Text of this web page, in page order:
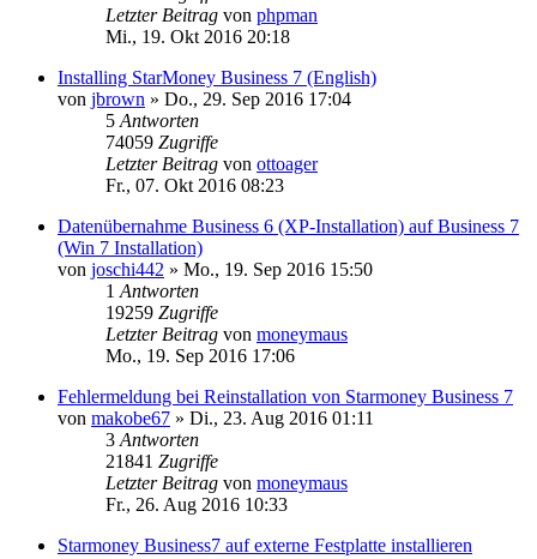
Letzter Beitrag von phpman
Mi., 19. Okt 2016 20:18
Installing StarMoney Business 7 (English)
von jbrown » Do., 29. Sep 2016 17:04
5 Antworten
74059 Zugriffe
Letzter Beitrag von ottoager
Fr., 07. Okt 2016 08:23
Datenübernahme Business 6 (XP-Installation) auf Business 7
(Win 7 Installation)
von joschi442 » Mo., 19. Sep 2016 15:50
1 Antworten
19259 Zugriffe
Letzter Beitrag von moneymaus
Mo., 19. Sep 2016 17:06
Fehlermeldung bei Reinstallation von Starmoney Business 7
von makobe67 » Di., 23. Aug 2016 01:11
3 Antworten
21841 Zugriffe
Letzter Beitrag von moneymaus
Fr., 26. Aug 2016 10:33
Starmoney Business7 auf externe Festplatte installieren